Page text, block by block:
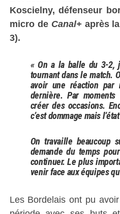
Koscielny, défenseur
micro de Canal+après
3).
« On a la balle du 3-2,
tournant dans le match.
avoir une réaction par
dernière. Par
créer des occasions.
c’est dommage mais
On travaille beaucoup
demande du temps
continuer. Le plus
venir face aux équipes
Les Bordelais ont pu